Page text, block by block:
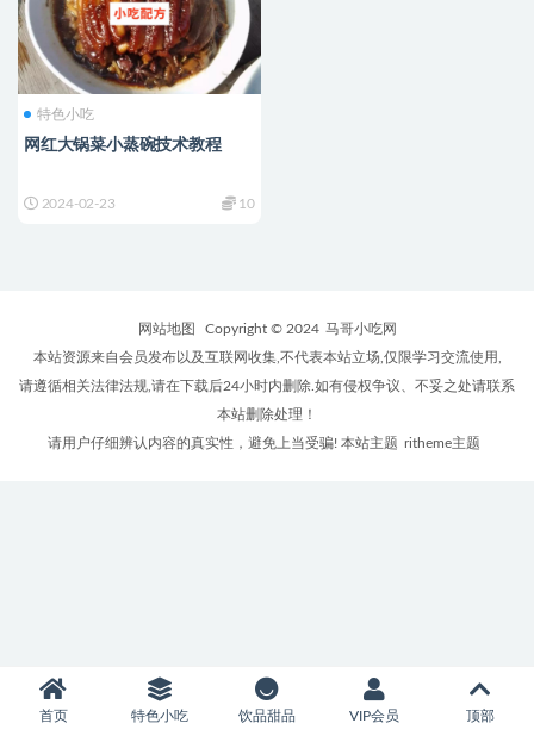
特色小吃
网红大锅菜小蒸碗技术教程
2024-02-23 10
网站地图 Copyright © 2024 马哥小吃网
本站资源来自会员发布以及互联网收集,不代表本站立场,仅限学习交流使用,
请遵循相关法律法规,请在下载后24小时内删除.如有侵权争议、不妥之处请联系
本站删除处理！
请用户仔细辨认内容的真实性，避免上当受骗! 本站主题 ritheme主题
首页 特色小吃 饮品甜品 VIP会员 顶部